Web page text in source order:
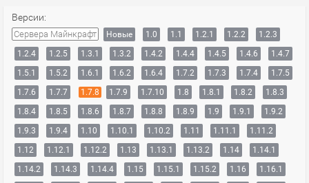
Версии:
Сервера Майнкрафт Новые 1.0 1.1 1.2.1 1.2.2
1.2.3
1.2.4
1.2.5 1.3.1 1.3.2 1.4.2 1.4.4 1.4.5 1.4.6
1.4.7
1.5.1
1.5.2 1.6.1 1.6.2 1.6.4 1.7.2 1.7.3 1.7.4
1.7.5
1.7.6
1.7.7 1.7.8 1.7.9 1.7.10 1.8 1.8.1 1.8.2
1.8.3
1.8.4
1.8.5 1.8.6 1.8.7 1.8.8 1.8.9 1.9 1.9.1
1.9.2
1.9.3
1.9.4 1.10 1.10.1 1.10.2 1.11 1.11.1
1.11.2
1.12
1.12.1 1.12.2 1.13 1.13.1 1.13.2 1.14
1.14.1
1.14.2
1.14.3 1.14.4 1.15 1.15.1 1.15.2 1.16
1.16.1